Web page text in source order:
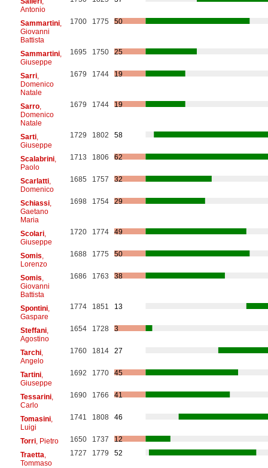
Antonio
Sammartini,
Giovanni
Battista
1700 1775 50
Sammartini,
Giuseppe
1695 1750 25
Sarri,
Domenico
Natale
1679 1744 19
Sarro,
Domenico
Natale
1679 1744 19
Sarti,
Giuseppe
1729 1802 58
Scalabrini,
Paolo
1713 1806 62
Scarlatti,
Domenico
1685 1757 32
Schiassi,
Gaetano
Maria
1698 1754 29
Scolari,
Giuseppe
1720 1774 49
Somis
Lorenzo
1688 1775 50
Somis
Giovanni
Battista
1686 1763 38
Spontini,
Gaspare
1774 1851 13
Steffani,
Agostino
1654 1728 3
Tarchi,
Angelo
1760 1814 27
Tartini,
Giuseppe
1692 1770 45
Tessarini,
Carlo
1690 1766 41
Tomasini,
Luigi
1741 1808 46
Torri, Pietro 1650 1737
12
Traetta
Tommaso
1727 1779 52